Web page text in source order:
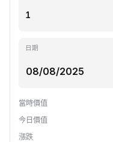
日期
當時價值
今日價值
漲跌